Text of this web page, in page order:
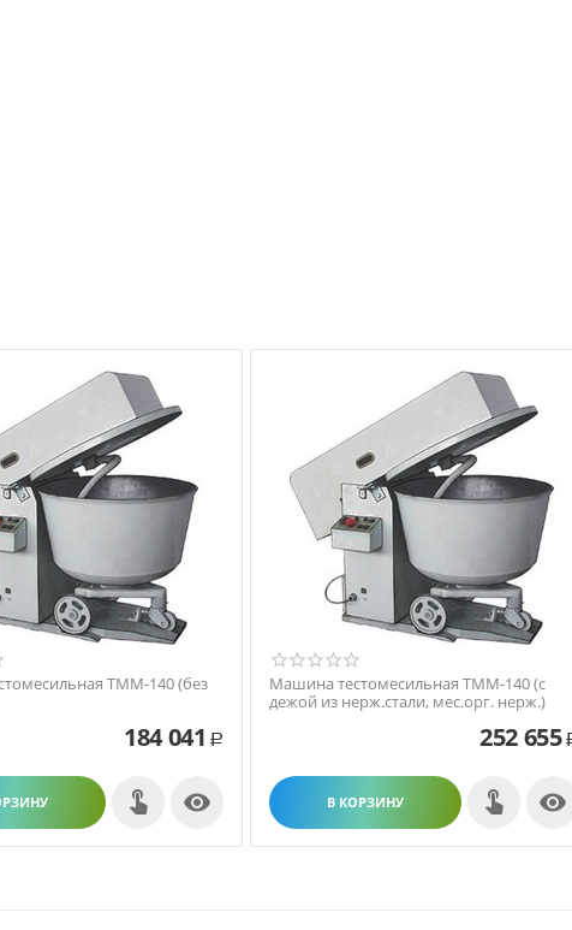
ТММ-140 (без
184 041 Р

Машина тестомесильная ТММ-140 (с
дежой из нерж.стали, мес.орг. нерж.)
252 655
В КОРЗИНУ 